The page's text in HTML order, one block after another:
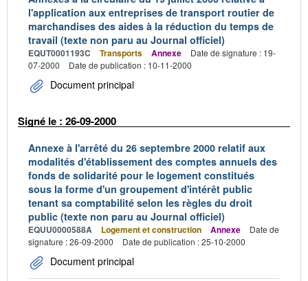
l'application aux entreprises de transport routier de
marchandises des aides à la réduction du temps de
travail (texte non paru au Journal officiel)
EQUT0001193C Transports Annexe
Date de signature : 19-
07-2000
Date de publication : 10-11-2000
Document principal
Signé le : 26-09-2000
Annexe à l'arrêté du 26 septembre 2000 relatif aux
modalités d'établissement des comptes annuels des
fonds de solidarité pour le logement constitués
sous la forme d'un groupement d'intérêt public
tenant sa comptabilité selon les règles du droit
public (texte non paru au Journal officiel)
EQUU0000588A Logement et construction Annexe
Date de
signature : 26-09-2000
Date de publication : 25-10-2000
Document principal